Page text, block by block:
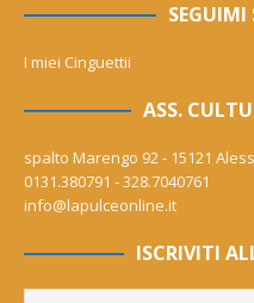
SEGUIMI
I miei Cinguettii
ASS.
spalto Marengo 92 - 15121
0131.380791 - 328.7040761
info@lapulceonline.it
ISCRIVITI